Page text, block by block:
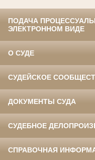
ПОДАЧА
ЭЛЕКТРОННОМ ВИДЕ
О СУДЕ
СУДЕЙСКОЕ
ДОКУМЕНТЫ СУДА
СУДЕБНОЕ
СПРАВОЧНАЯ